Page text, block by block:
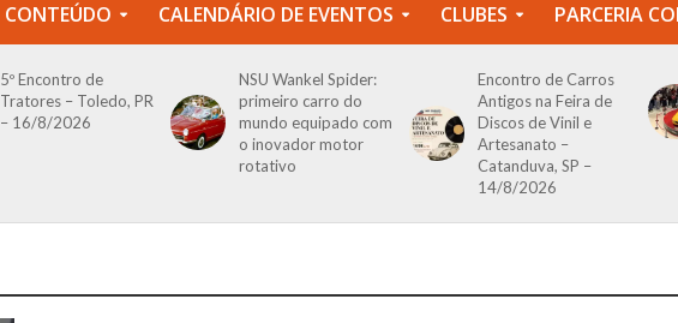
CONTEÚDO CALENDÁRIO DE EVENTOS CLUBES PARCERIA
5º Encontro de
Tratores – Toledo, PR
– 16/8/2026
NSU Wankel Spider:
primeiro carro do
mundo equipado com
o inovador motor
rotativo
Encontro de Carros
Antigos na Feira de
Discos de Vinil e
Artesanato –
Catanduva, SP –
14/8/2026